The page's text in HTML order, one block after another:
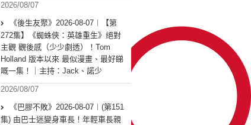
2026/08/07
《後生友聚》2026-08-07︱【第
272集】《蜘蛛俠：英雄重生》絕對
主觀 觀後感（少少劇透）！Tom
Holland 版本以來 最似漫畫、最好睇
嘅一集！｜主持：Jack、諾少
2026/08/07
《巴膠不敗》2026-08-07︱(第151
集) 由巴士迷變身車長！年輕車長親